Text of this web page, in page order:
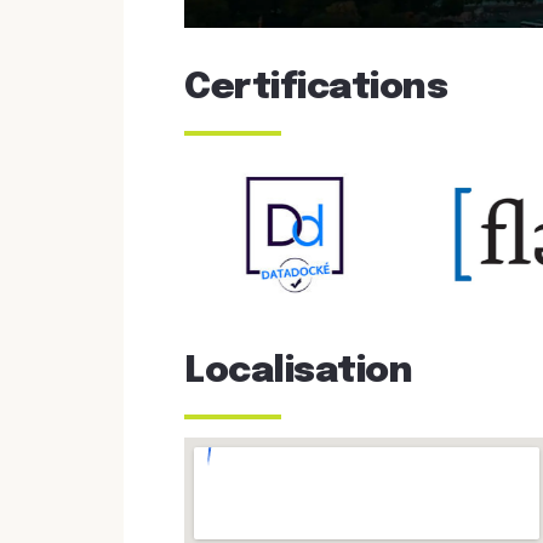
Certifications
Localisation